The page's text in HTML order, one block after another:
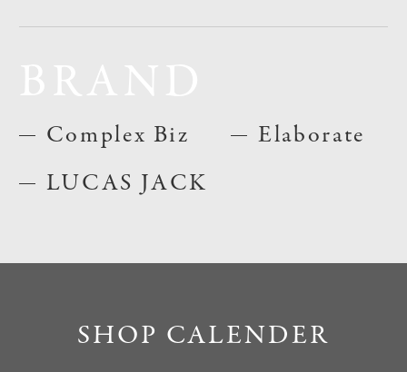
Complex Biz
LUCAS JACK
Elaborate
SHOP CALENDER